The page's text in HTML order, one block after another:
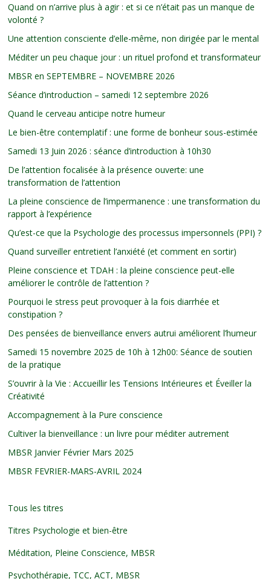
Quand on n’arrive plus à agir : et si ce n’était pas un manque de
volonté ?
Une attention consciente d’elle-même, non dirigée par le mental
Méditer un peu chaque jour : un rituel profond et transformateur
MBSR en SEPTEMBRE – NOVEMBRE 2026
Séance d’introduction – samedi 12 septembre 2026
Quand le cerveau anticipe notre humeur
Le bien-être contemplatif : une forme de bonheur sous-estimée
Samedi 13 Juin 2026 : séance d’introduction à 10h30
De l’attention focalisée à la présence ouverte: une
transformation de l’attention
La pleine conscience de l’impermanence : une transformation du
rapport à l’expérience
Qu’est-ce que la Psychologie des processus impersonnels (PPI) ?
Quand surveiller entretient l’anxiété (et comment en sortir)
Pleine conscience et TDAH : la pleine conscience peut-elle
améliorer le contrôle de l’attention ?
Pourquoi le stress peut provoquer à la fois diarrhée et
constipation ?
Des pensées de bienveillance envers autrui améliorent l’humeur
Samedi 15 novembre 2025 de 10h à 12h00: Séance de soutien
de la pratique
S’ouvrir à la Vie : Accueillir les Tensions Intérieures et Éveiller la
Créativité
Accompagnement à la Pure conscience
Cultiver la bienveillance : un livre pour méditer autrement
MBSR Janvier Février Mars 2025
MBSR FEVRIER-MARS-AVRIL 2024
Tous les titres
Titres Psychologie et bien-être
Méditation, Pleine Conscience, MBSR
Psychothérapie, TCC, ACT, MBSR